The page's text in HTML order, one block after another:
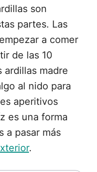
son
partes. Las
a comer
de las 10
ardillas madre
al nido para
aperitivos
es una forma
a pasar más
.